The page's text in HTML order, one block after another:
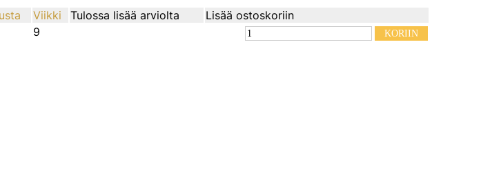
Viikki Tulossa lisää arviolta
Lisää ostoskoriin
9